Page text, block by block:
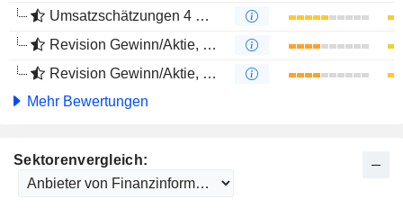
Umsatzschätzungen 4 Monate
Revision Gewinn/Aktie, 1 Jahr
Revision Gewinn/Aktie, 4 Monate
Mehr Bewertungen
Sektorenvergleich: